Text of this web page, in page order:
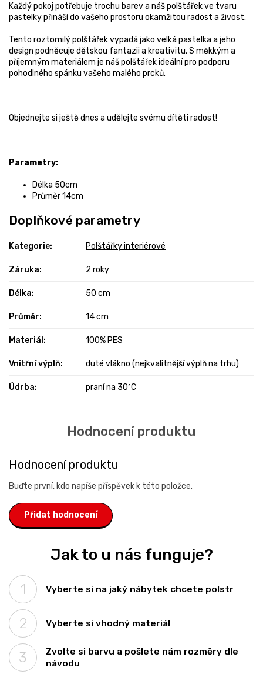
Každý pokoj potřebuje trochu barev a náš polštářek ve tvaru
pastelky přináší do vašeho prostoru okamžitou radost a živost.
Tento roztomilý polštářek vypadá jako velká pastelka a jeho
design podněcuje dětskou fantazii a kreativitu. S měkkým a
příjemným materiálem je náš polštářek ideální pro podporu
pohodlného spánku vašeho malého prcků.
Objednejte si ještě dnes a udělejte svému dítěti radost!
Parametry:
Délka 50cm
Průměr 14cm
Doplňkové parametry
Kategorie: Polštářky interiérové
Záruka: 2 roky
Délka: 50 cm
Průměr: 14 cm
Materiál : 100% PES
Vnitřní výplň: duté vlákno (nejkvalitnější výplň na trhu)
Údrba: praní na 30ºC
Hodnocení produktu
Buďte první, kdo napíše příspěvek k této položce.
Přidat hodnocení
Jak to u nás funguje?
Vyberte si na jaký nábytek chcete polstr
Vyberte si vhodný materiál
Zvolte si barvu a pošlete nám rozměry dle
návodu